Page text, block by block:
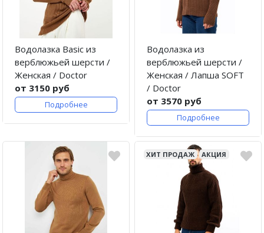
Водолазка Basic из
верблюжьей шерсти /
Женская / Doctor
от 3150 руб
Подробнее
Водолазка из
верблюжьей шерсти /
Женская / Лапша SOFT
/ Doctor
от 3570 руб
Подробнее
ХИТ ПРОДАЖ АКЦИЯ